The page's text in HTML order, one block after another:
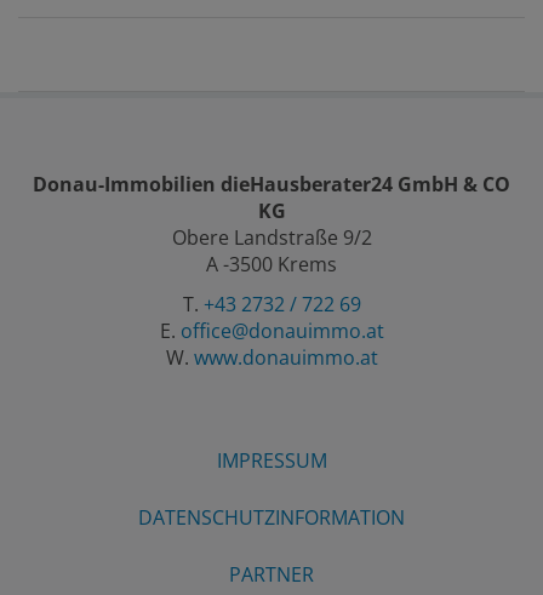
Donau-Immobilien dieHausberater24 GmbH & CO
KG
Obere Landstraße 9/2
A -3500 Krems
T. +43 2732 / 722 69
E. office@donauimmo.at
W. www.donauimmo.at
IMPRESSUM
DATENSCHUTZINFORMATION
PARTNER